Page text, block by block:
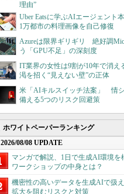
理由”
Uber Eatsに学ぶAIエージェント
1万都市の料理画像を自己修復
Azureは限界ギリギリ 絶好調
う「GPU不足」の深刻度
IT業界の女性は9割が10年で消
渇を招く“見えない壁”の正体
米「AIキルスイッチ法案」 情
備える5つのリスク回避策
ホワイトペーパーランキング
2026/08/08 UPDATE
マンガで解説、1日で生成AI環境を
ワークショップの中身とは？
機密性の高いデータを生成AIで扱
拡大を阻むリスクと対策